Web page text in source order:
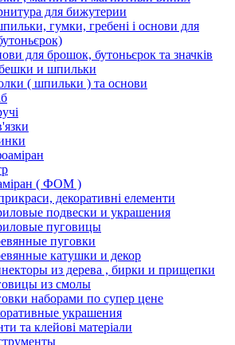
для бижутерии
гумки, гребені і основи для
для брошок, бутоньєрок та значків
и шпильки
( шпильки ) та основи
( ФОМ )
декоративні елементи
подвески и украшения
пуговицы
пуговки
катушки и декор
из дерева , бирки и прищепки
из смолы
наборами по супер цене
украшения
та клейові матеріали